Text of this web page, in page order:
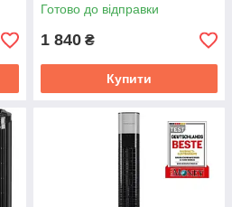
Готово до відправки
1 840 ₴
Купити